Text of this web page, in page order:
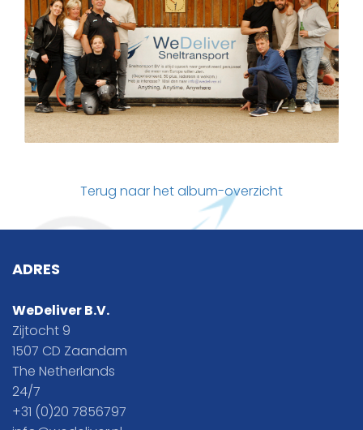
Terug naar het album-overzicht
ADRES
WeDeliver B.V.
Zijtocht 9
1507 CD Zaandam
The Netherlands
24/7
+31 (0)20 7856797